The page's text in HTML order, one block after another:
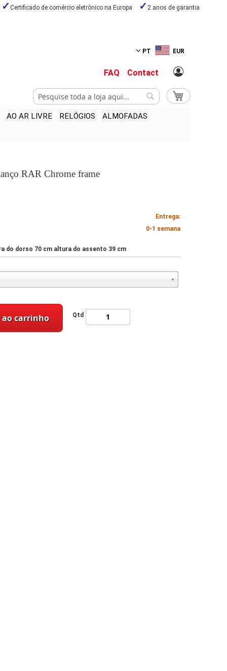
Certificado de comércio eletrônico na Europa 2 anos de garantia
PT EUR
FAQ Contact
O Meu Carrinho
Pesquisa
AO AR LIVRE RELÓGIOS
ALMOFADAS
RAR Chrome frame
Entrega:
0-1 semana
do dorso 70 cm altura do assento 39 cm
Qtd
carrinho